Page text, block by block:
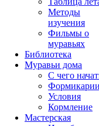
Методы
изучения
Фильмы о
муравьях
Библиотека
Муравьи дома
С чего
Формикарии
Условия
Кормление
Мастерская